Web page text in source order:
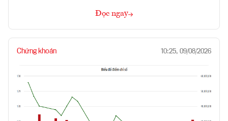
Đọc ngay
Chứng khoán 10:25, 09/08/2026